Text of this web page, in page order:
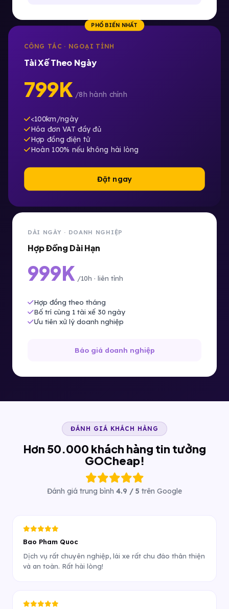
PHỔ BIẾN NHẤT
CÔNG TÁC · NGOẠI TỈNH
Tài Xế Theo Ngày
799K /8h hành chính
<100km/ngày
Hóa đơn VAT đầy đủ
Hợp đồng điện tử
Hoàn 100% nếu không hài lòng
Đặt ngay
DÀI NGÀY · DOANH NGHIỆP
Hợp Đồng Dài Hạn
999K /10h · liên tỉnh
Hợp đồng theo tháng
Bố trí cùng 1 tài xế 30 ngày
Ưu tiên xử lý doanh nghiệp
Báo giá doanh nghiệp
ĐÁNH GIÁ KHÁCH HÀNG
Hơn 50.000 khách hàng tin tưởng
GOCheap!
Đánh giá trung bình 4.9 / 5 trên Google
Bao Pham Quoc
Dịch vụ rất chuyên nghiệp, lái xe rất chu đáo thân thiện
và an toàn. Rất hài lòng!